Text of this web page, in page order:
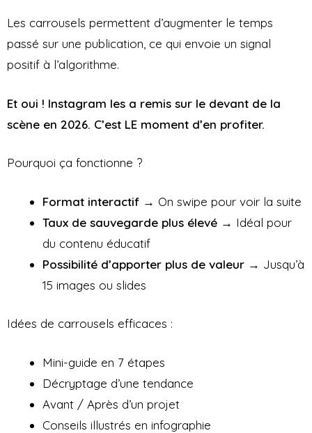
Les carrousels permettent d’augmenter le temps
passé sur une publication, ce qui envoie un signal
positif à l’algorithme.
Et oui ! Instagram les a remis sur le devant de la
scène en 2026. C’est LE moment d’en profiter.
Pourquoi ça fonctionne ?
Format interactif → On swipe pour voir la suite
Taux de sauvegarde plus élevé → Idéal pour
du contenu éducatif
Possibilité d’apporter plus de valeur → Jusqu’à
15 images ou slides
Idées de carrousels efficaces :
Mini-guide en 7 étapes
Décryptage d’une tendance
Avant / Après d’un projet
Conseils illustrés en infographie